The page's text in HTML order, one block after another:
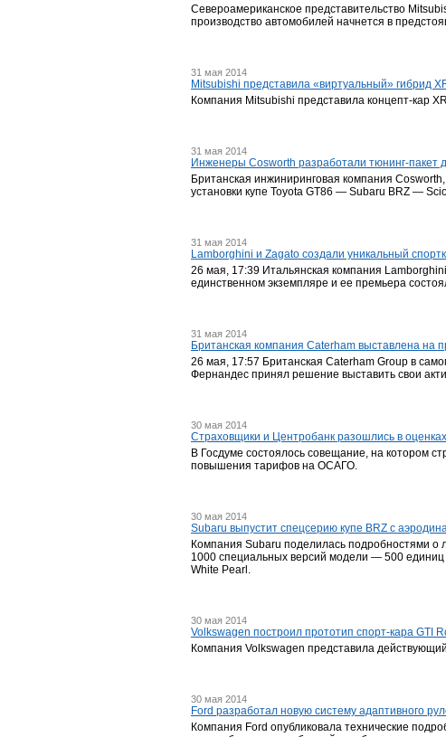
Североамериканское представительство
производство автомобилей начнется в
31 мая 2014
Mitsubishi представила «виртуальный» гибрид
Компания Mitsubishi представила концепт-кар
31 мая 2014
Инженеры Cosworth разработали тюнинг-пакет
Британская инжиниринговая компания
установки купе Toyota GT86 — Subaru BRZ —
31 мая 2014
Lamborghini и Zagato создали уникальный
26 мая, 17:39 Итальянская компания
единственном экземпляре и ее премьера
31 мая 2014
Британская компания Caterham выставлена на
26 мая, 17:57 Британская Caterham Group в
Фернандес принял решение выставить свои
30 мая 2014
Страховщики и Центробанк разошлись в
В Госдуме состоялось совещание, на котором
повышения тарифов на ОСАГО.
30 мая 2014
Subaru выпустит спецсерию купе BRZ с
Компания Subaru поделилась подробностями о
1000 специальных версий модели — 500
White Pearl.
30 мая 2014
Volkswagen построил прототип спорт-кара GTI
Компания Volkswagen представила
30 мая 2014
Ford разработал новую систему адаптивного
Компания Ford опубликовала технические